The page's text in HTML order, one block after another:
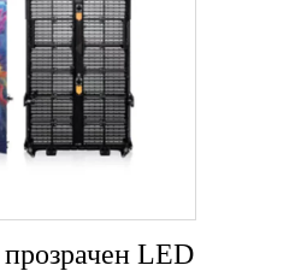
LED